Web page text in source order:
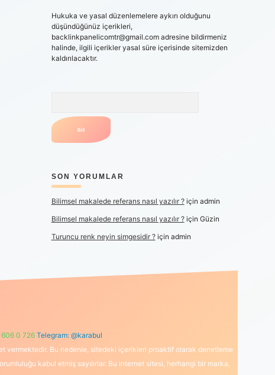
Hukuka ve yasal düzenlemelere aykırı olduğunu
düşündüğünüz içerikleri,
backlinkpanelicomtr@gmail.comadresine bildirmeniz
halinde, ilgili içerikler yasal süre içerisinde sitemizden
kaldırılacaktır.
SON YORUMLAR
Bilimsel makalede referans nasıl yazılır ?için admin
Bilimsel makalede referans nasıl yazılır ?için Güzin
Turuncu renk neyin simgesidir ?için admin
0 726 Telegram: @karabul
vermektedir. Bu nedenle, sitedeki içerikleri proaktif olarak denetleme
kabul etmiş sayılırlar. Bu internet sitesi, herhangi bir marka,